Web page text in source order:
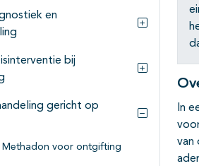
en
bij
gericht op
Methadon voor ontgifting
In
van